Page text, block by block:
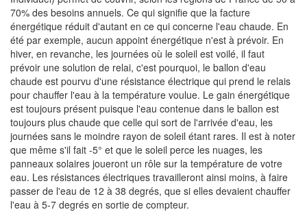
70% des besoins annuels. Ce qui signifie que la facture
énergétique réduit d'autant en ce qui concerne l'eau chaude. En
été par exemple, aucun appoint énergétique n'est à prévoir. En
hiver, en revanche, les journées où le soleil est voilé, il faut
prévoir une solution de relai, c'est pourquoi, le ballon d'eau
chaude est pourvu d'une résistance électrique qui prend le relais
pour chauffer l'eau à la température voulue. Le gain énergétique
est toujours présent puisque l'eau contenue dans le ballon est
toujours plus chaude que celle qui sort de l'arrivée d'eau, les
journées sans le moindre rayon de soleil étant rares. Il est à noter
que même s'il fait -5° et que le soleil perce les nuages, les
panneaux solaires joueront un rôle sur la température de votre
eau. Les résistances électriques travailleront ainsi moins, à faire
passer de l'eau de 12 à 38 degrés, que si elles devaient chauffer
l'eau à 5-7 degrés en sortie de compteur.